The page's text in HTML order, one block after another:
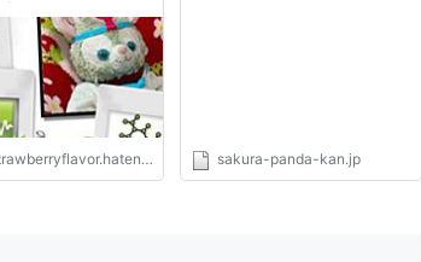
ブログ♪ ねこのピ
ーライフ
sakura-panda-kan.jp